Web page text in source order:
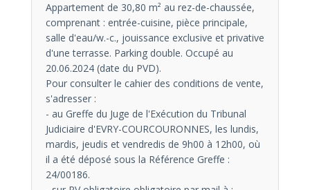
Appartement de 30,80 m² au rez-de-chaussée,
comprenant : entrée-cuisine, pièce principale,
salle d'eau/w.-c., jouissance exclusive et privative
d'une terrasse. Parking double. Occupé au
20.06.2024 (date du PVD).
Pour consulter le cahier des conditions de vente,
s'adresser :
- au Greffe du Juge de l'Exécution du Tribunal
Judiciaire d'EVRY-COURCOURONNES, les lundis,
mardis, jeudis et vendredis de 9h00 à 12h00, où
il a été déposé sous la Référence Greffe :
24/00186.